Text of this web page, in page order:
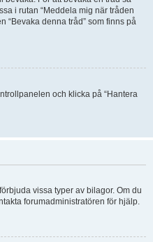
i rutan “Meddela mig när tråden
“Bevaka denna tråd” som finns på
och klicka på “Hantera
vissa typer av bilagor. Om du
forumadministratören för hjälp.